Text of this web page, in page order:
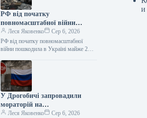
РФ від початку
повномасштабної війни
пошкодила в Україні майже 2
тисячі пам’яток
Леся Яковенко
Сер 6, 2026
РФ від початку повномасштабної
війни пошкодила в Україні майже 2
Укрінформ Росія пошкодила в Україні
1990…
У Дрогобичі запровадили
мораторій на
російськомовний культурний
Леся Яковенко
Сер 6, 2026
и